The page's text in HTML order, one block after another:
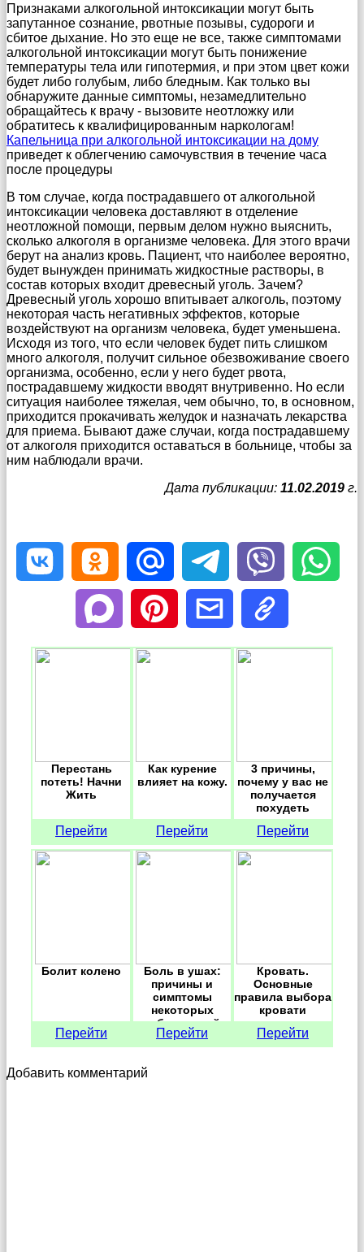
Признаками алкогольной интоксикации могут быть
запутанное сознание, рвотные позывы, судороги и
сбитое дыхание. Но это еще не все, также симптомами
алкогольной интоксикации могут быть понижение
температуры тела или гипотермия, и при этом цвет кожи
будет либо голубым, либо бледным. Как только вы
обнаружите данные симптомы, незамедлительно
обращайтесь к врачу - вызовите неотложку или
обратитесь к квалифицированным наркологам!
Капельница при алкогольной интоксикации на дому
приведет к облегчению самочувствия в течение часа
после процедуры
В том случае, когда пострадавшего от алкогольной
интоксикации человека доставляют в отделение
неотложной помощи, первым делом нужно выяснить,
сколько алкоголя в организме человека. Для этого врачи
берут на анализ кровь. Пациент, что наиболее вероятно,
будет вынужден принимать жидкостные растворы, в
состав которых входит древесный уголь. Зачем?
Древесный уголь хорошо впитывает алкоголь, поэтому
некоторая часть негативных эффектов, которые
воздействуют на организм человека, будет уменьшена.
Исходя из того, что если человек будет пить слишком
много алкоголя, получит сильное обезвоживание своего
организма, особенно, если у него будет рвота,
пострадавшему жидкости вводят внутривенно. Но если
ситуация наиболее тяжелая, чем обычно, то, в основном,
приходится прокачивать желудок и назначать лекарства
для приема. Бывают даже случаи, когда пострадавшему
от алкоголя приходится оставаться в больнице, чтобы за
ним наблюдали врачи.
Дата публикации: 11.02.2019 г.
Перестань
потеть! Начни
Жить
Перейти
Как курение
влияет на кожу.
Перейти
3 причины,
почему у вас не
получается
похудеть
Перейти
Болит колено
Перейти
Боль в ушах:
причины и
симптомы
некоторых
заболеваний
Перейти
Кровать.
Основные
правила выбора
кровати
Перейти
Добавить комментарий